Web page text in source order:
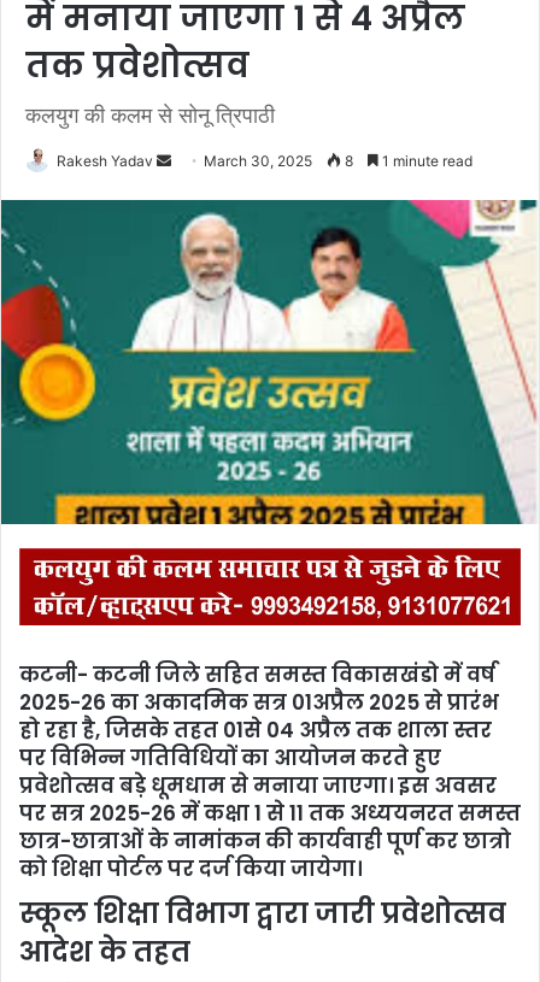
में मनाया जाएगा 1 से 4 अप्रैल
तक प्रवेशोत्सव
कलयुग की कलम से सोनू त्रिपाठी
Rakesh Yadav
e
a
l
March 30, 2025 8 1 minute read
कटनी- कटनी जिले सहित समस्त विकासखंडो में वर्ष
2025-26 का अकादमिक सत्र 01अप्रैल 2025 से प्रारंभ
हो रहा है, जिसके तहत 01से 04 अप्रैल तक शाला स्तर
पर विभिन्न गतिविधियों का आयोजन करते हुए
प्रवेशोत्सव बड़े धूमधाम से मनाया जाएगा। इस अवसर
पर सत्र 2025-26 में कक्षा 1 से 11 तक अध्ययनरत समस्त
छात्र-छात्राओं के नामांकन की कार्यवाही पूर्ण कर छात्रो
को शिक्षा पोर्टल पर दर्ज किया जायेगा।
स्कूल शिक्षा विभाग द्वारा जारी प्रवेशोत्सव
आदेश के तहत